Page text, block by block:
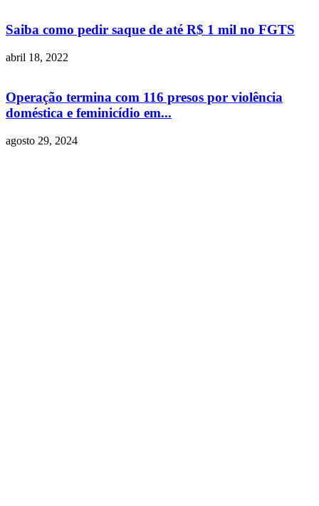
Saiba como pedir saque de até R$ 1 mil no FGTS
abril 18, 2022
Operação termina com 116 presos por violência
doméstica e feminicídio em...
agosto 29, 2024